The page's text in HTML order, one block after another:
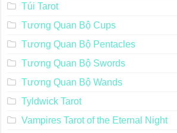
Túi Tarot
Tương Quan Bộ Cups
Tương Quan Bộ Pentacles
Tương Quan Bộ Swords
Tương Quan Bộ Wands
Tyldwick Tarot
Vampires Tarot of the Eternal Night